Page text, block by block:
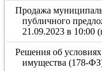
Продажа
публичного
21.09.2023 в 10:00
Решения об
имущества (178-